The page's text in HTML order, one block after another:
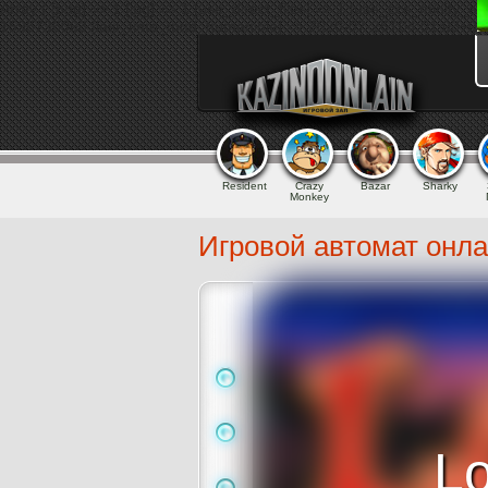
Array ( [png] => 1 [jpg] => 1 [use_direct_files] => 1
1595736063 [last_time_mod_humanible] => 2020-07-
Resident
Crazy
Monkey
Bazar Sharky
Игровой автомат